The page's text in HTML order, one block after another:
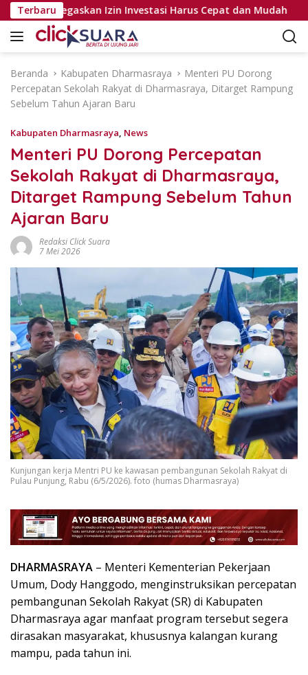
a
Terbaru
Tegaskan Izin Investasi Harus Cepat dan Mudah
Beranda Kabupaten Dharmasraya
Menteri PU Dorong
Percepatan Sekolah Rakyat di Dharmasraya, Ditarget Rampung
Sebelum Tahun Ajaran Baru
Kabupaten Dharmasraya, News
Menteri PU Dorong Percepatan
Sekolah Rakyat di Dharmasraya,
Ditarget Rampung Sebelum Tahun
Ajaran Baru
Redaksi Click Suara
7 Mei 2026
Kunjungan kerja Mentri PU ke kawasan pembangunan Sekolah Rakyat di
Pulau Punjung, Rabu (6/5/2026). foto (humas Dharmasraya)
DHARMASRAYA – Menteri Kementerian Pekerjaan
Umum, Dody Hanggodo, menginstruksikan percepatan
pembangunan Sekolah Rakyat (SR) di Kabupaten
Dharmasraya agar manfaat program tersebut segera
dirasakan masyarakat, khususnya kalangan kurang
mampu, pada tahun ini.